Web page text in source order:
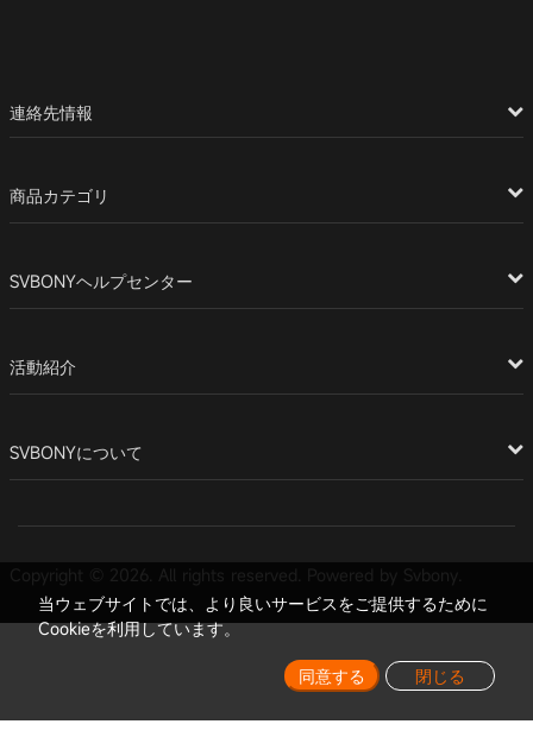
連絡先情報
商品カテゴリ
SVBONYヘルプセンター
活動紹介
SVBONYについて
当ウェブサイトでは、より良いサービスをご提供するために
Cookieを利用しています。
同意する 閉じる